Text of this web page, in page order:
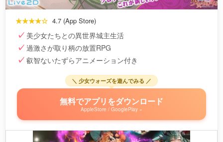
★★★★☆ 4.7 (App Store)
美少女たちとの異世界城主生活
過激さが取り柄の放置RPG
叡智ないたずらアニメーション付き
＼ 少女ウォーズを遊んでみる ／
無料でアプリをダウンロード
AppleStore / GooglePlay »